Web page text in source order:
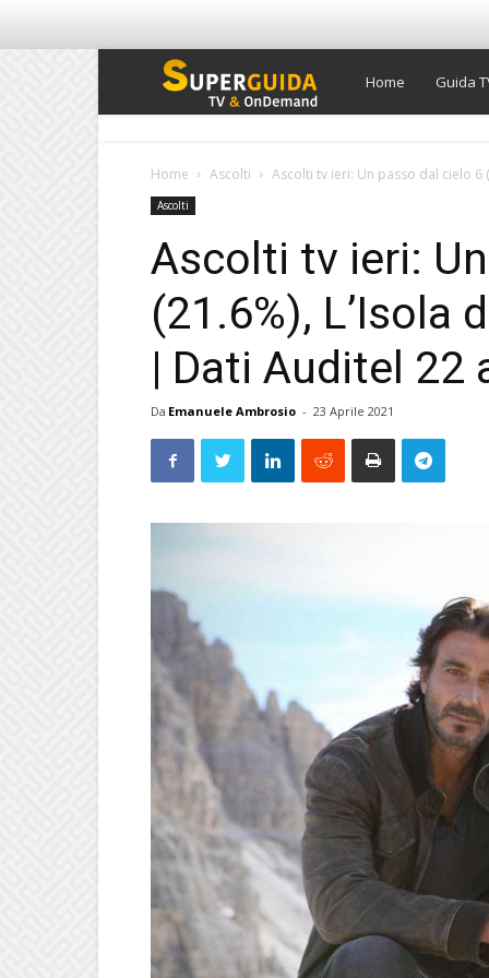
Super
Home Guida
Home Ascolti Ascolti tv ieri: Un passo dal cielo 6
Ascolti
Ascolti tv ieri:
(21.6%), L’Isola
| Dati Auditel 22
Da Emanuele Ambrosio - 23 Aprile 2021